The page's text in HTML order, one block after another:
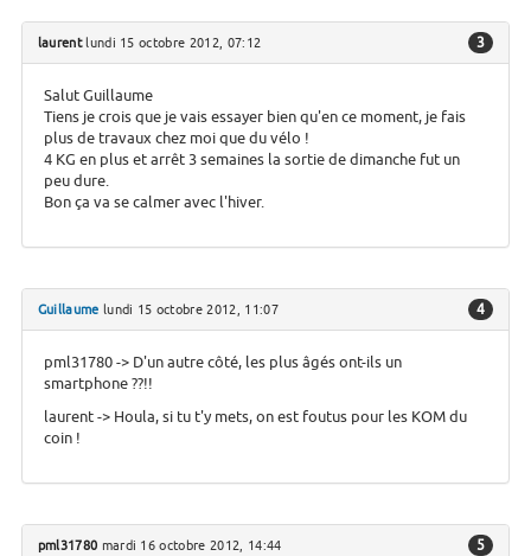
laurentlundi 15 octobre 2012, 07:12 3
Salut Guillaume
Tiens je crois que je vais essayer bien qu'en ce moment, je fais
plus de travaux chez moi que du vélo !
4 KG en plus et arrêt 3 semaines la sortie de dimanche fut un
peu dure.
Bon ça va se calmer avec l'hiver.
Guillaume lundi 15 octobre 2012, 11:07 4
pml31780 -> D'un autre côté, les plus âgés ont-ils un
smartphone ??!!
laurent -> Houla, si tu t'y mets, on est foutus pour les KOM du
coin !
pml31780 mardi 16 octobre 2012, 14:44 5